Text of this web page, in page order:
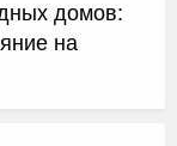
домов:
на